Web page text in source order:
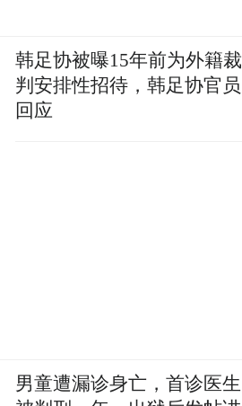
韩足协被曝15年前为外籍裁
判安排性招待，韩足协官员
回应
男童遭漏诊身亡，首诊医生